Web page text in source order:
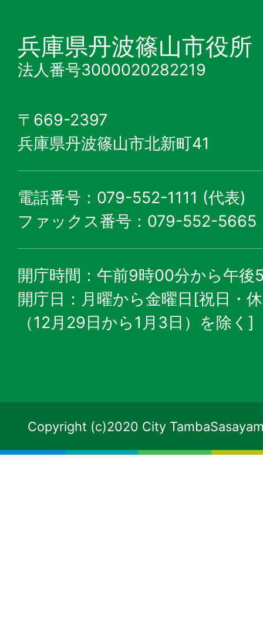
兵庫県丹波篠山市役所
法人番号3000020282219
〒669-2397
兵庫県丹波篠山市北新町41
電話番号：079-552-1111 (代表)
ファックス番号：079-552-5665
開庁時間：午前9時00分から午後
開庁日：月曜から金曜日[祝日・
（12月29日から1月3日）を除く]
Copyright (c)2020 City